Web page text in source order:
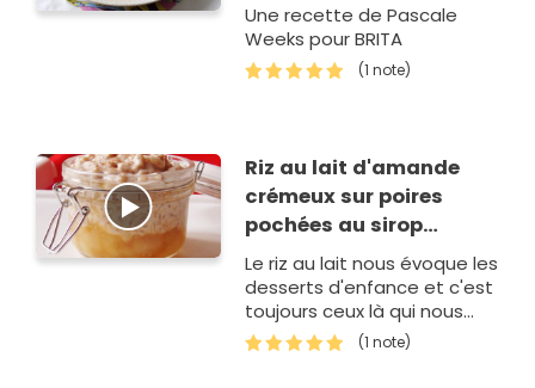
Une recette de Pascale
Weeks pour BRITA
(1 note)
Riz au lait d'amande
crémeux sur poires
pochées au sirop
d'érable épicé
Le riz au lait nous évoque les
desserts d'enfance et c'est
toujours ceux là qui nous
font le plus plaisir. J'ai
remplacé le lait par la
(1 note)